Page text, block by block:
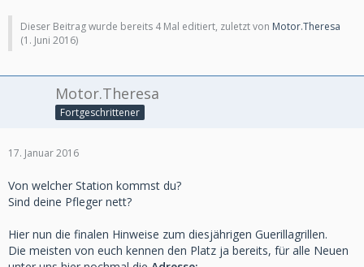
Dieser Beitrag wurde bereits 4 Mal editiert, zuletzt von Motor.Theresa
(1. Juni 2016)
Motor.Theresa
Fortgeschrittener
17. Januar 2016
Von welcher Station kommst du?
Sind deine Pfleger nett?
Hier nun die finalen Hinweise zum diesjährigen Guerillagrillen.
Die meisten von euch kennen den Platz ja bereits, für alle Neuen